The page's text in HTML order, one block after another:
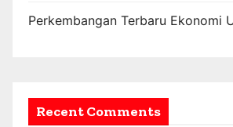
Perkembangan Terbaru Ekonomi
Recent Comments